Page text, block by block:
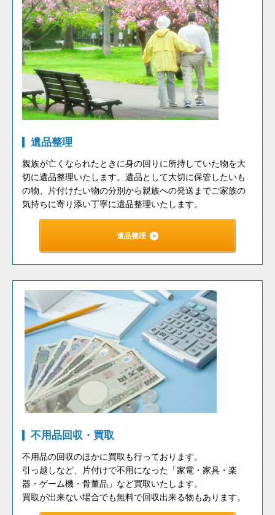
遺品整理
親族が亡くなられたときに身の回りに所持していた物を大
切に遺品整理いたします。遺品として大切に保管したいも
の物、片付けたい物の分別から親族への発送までご家族の
気持ちに寄り添い丁寧に遺品整理いたします。
遺品整理
不用品回収・買取
不用品の回収のほかに買取も行っております。
引っ越しなど、片付けで不用になった「家電・家具・楽
器・ゲーム機・骨董品」など買取いたします。
買取が出来ない場合でも無料で回収出来る物もあります。